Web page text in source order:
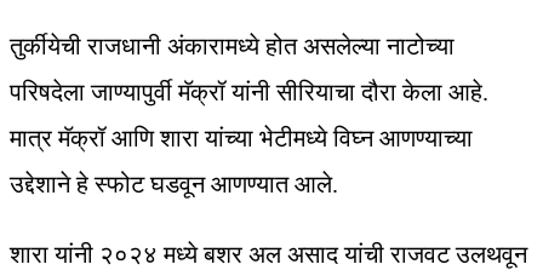
तुर्कीयेची राजधानी अंकारामध्ये होत असलेल्या नाटोच्या
परिषदेला जाण्यापुर्वी मॅक्रॉ यांनी सीरियाचा दौरा केला आहे.
मात्र मॅक्रॉ आणि शारा यांच्या भेटीमध्ये विघ्न आणण्याच्या
उद्देशाने हे स्फोट घडवून आणण्यात आले.
शारा यांनी २०२४ मध्ये बशर अल असाद यांची राजवट उलथवून